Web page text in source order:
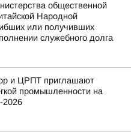
общественной
Народной
или получивших
служебного долга
и ЦРПТ приглашают
промышленности на
2026